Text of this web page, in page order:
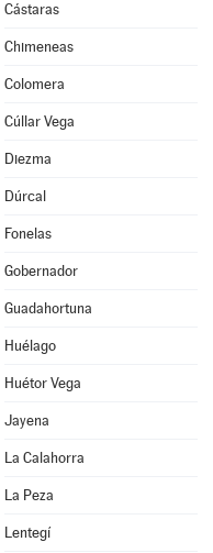
Cástaras
Chimeneas
Colomera
Cúllar Vega
Diezma
Dúrcal
Fonelas
Gobernador
Guadahortuna
Huélago
Huétor Vega
Jayena
La Calahorra
La Peza
Lentegí